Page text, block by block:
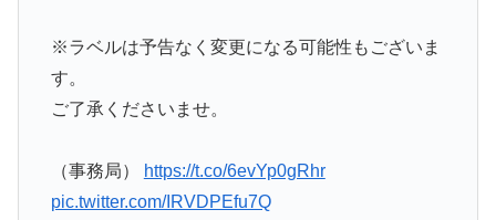
※ラベルは予告なく変更になる可能性もございま
す。
ご了承くださいませ。
（事務局）
https://t.co/6evYp0gRhr
pic.twitter.com/IRVDPEfu7Q